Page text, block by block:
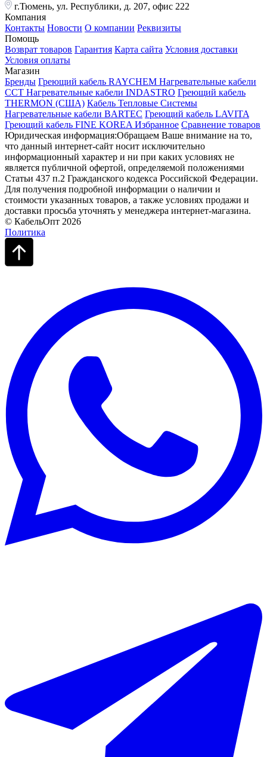
г.Тюмень, ул. Республики, д. 207, офис 222
Компания
Контакты Новости О компании Реквизиты
Помощь
Возврат товаров Гарантия Карта сайта Условия доставки
Условия оплаты
Магазин
Бренды Греющий кабель RAYCHEM Нагревательные кабели
ССТ Нагревательные кабели INDASTRO Греющий кабель
THERMON (США) Кабель Тепловые Системы
Нагревательные кабели BARTEC Греющий кабель LAVITA
Греющий кабель FINE KOREA Избранное Сравнение товаров
Юридическая информация:Обращаем Ваше внимание на то,
что данный интернет-сайт носит исключительно
информационный характер и ни при каких условиях не
является публичной офертой, определяемой положениями
Статьи 437 п.2 Гражданского кодекса Российской Федерации.
Для получения подробной информации о наличии и
стоимости указанных товаров, а также условиях продажи и
доставки просьба уточнять у менеджера интернет-магазина.
© КабельОпт 2026
Политика